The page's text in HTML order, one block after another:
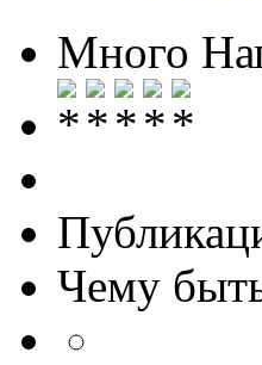
Много
Чему